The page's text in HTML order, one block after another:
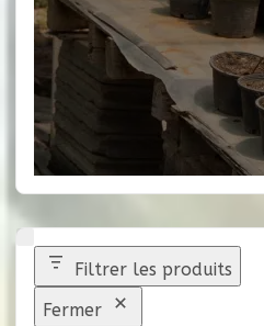
Filtrer les produits
Fermer